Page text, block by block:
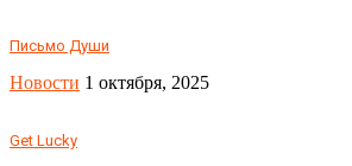
Письмо Души
Новости 1 октября, 2025
Get Lucky